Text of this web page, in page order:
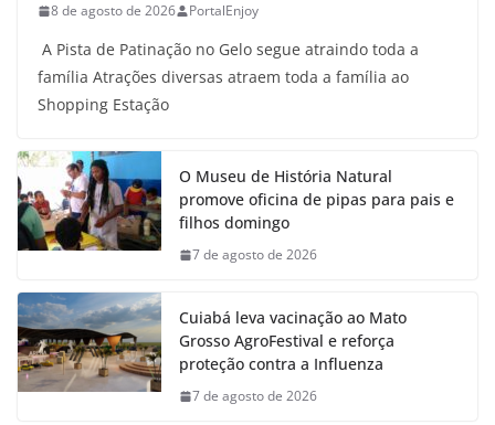
8 de agosto de 2026 PortalEnjoy
A Pista de Patinação no Gelo segue atraindo toda a
família Atrações diversas atraem toda a família ao
Shopping Estação
O Museu de História Natural
promove oficina de pipas para pais e
filhos domingo
7 de agosto de 2026
Cuiabá leva vacinação ao Mato
Grosso AgroFestival e reforça
proteção contra a Influenza
7 de agosto de 2026